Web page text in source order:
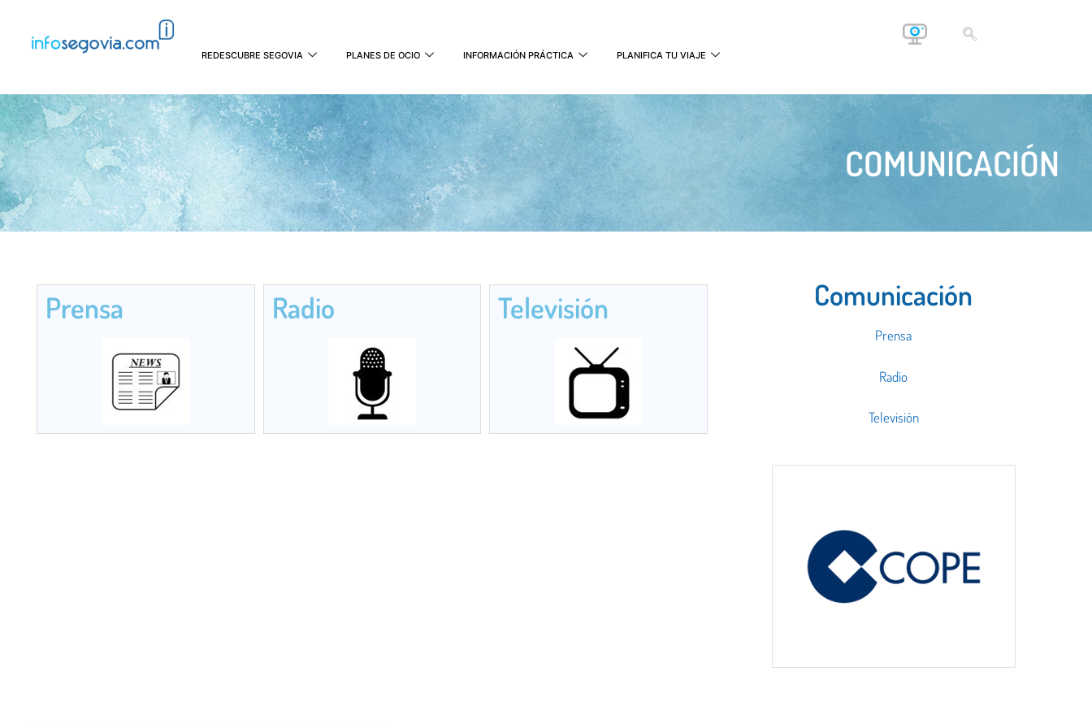
REDESCUBRE SEGOVIA PLANES DE OCIO INFORMACIÓN PRÁCTICA PLANIFICA TU VIAJE
COMUNICACIÓN
Prensa Radio Televisión Comunicación
Prensa
Radio
Televisión